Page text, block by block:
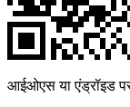
आईओएस या एंड्रॉइड